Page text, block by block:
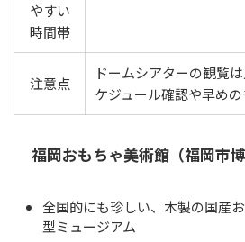
やすい
時間帯
注意点
ドームシアターの観覧
ケジュール確認や早め
福岡おもちゃ美術館（福岡市博
全国的にも珍しい、木製の国産
型ミュージアム